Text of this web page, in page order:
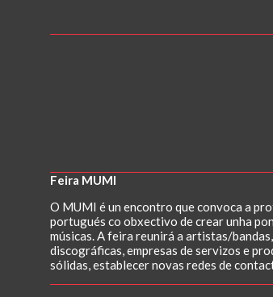
Feira MUMI
O MUMI é un encontro que convoca a
portugués co obxectivo de crear unha
músicas. A feira reunirá a artistas/
discográficas, empresas de servizos e
sólidas, establecer novas redes de